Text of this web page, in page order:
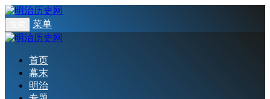
菜单
首页
幕末
明治